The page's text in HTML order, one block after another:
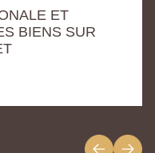
ET
BIENS SUR